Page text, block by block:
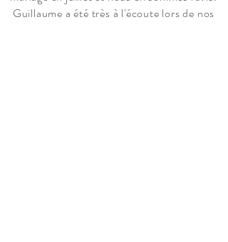
Guillaume a été très à l'écoute lors de nos